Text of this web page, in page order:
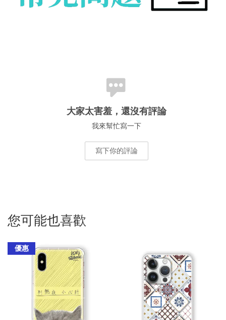
大家太害羞，還沒有評論
我來幫忙寫一下
寫下你的評論
您可能也喜歡
優惠